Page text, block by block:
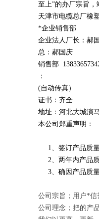
至上”的办厂宗旨，
天津市电缆总厂橡
*企业销售部
企业法人厂长：郝
总：郝国庆
销售部 13833
：
(自动传真）
证书：齐全
地址：河北大城演
本公司郑重声明：
1、签订产品质量
2、两年内产品质
3、确因产品质量
公司宗旨；用户*
公司理念；把的产